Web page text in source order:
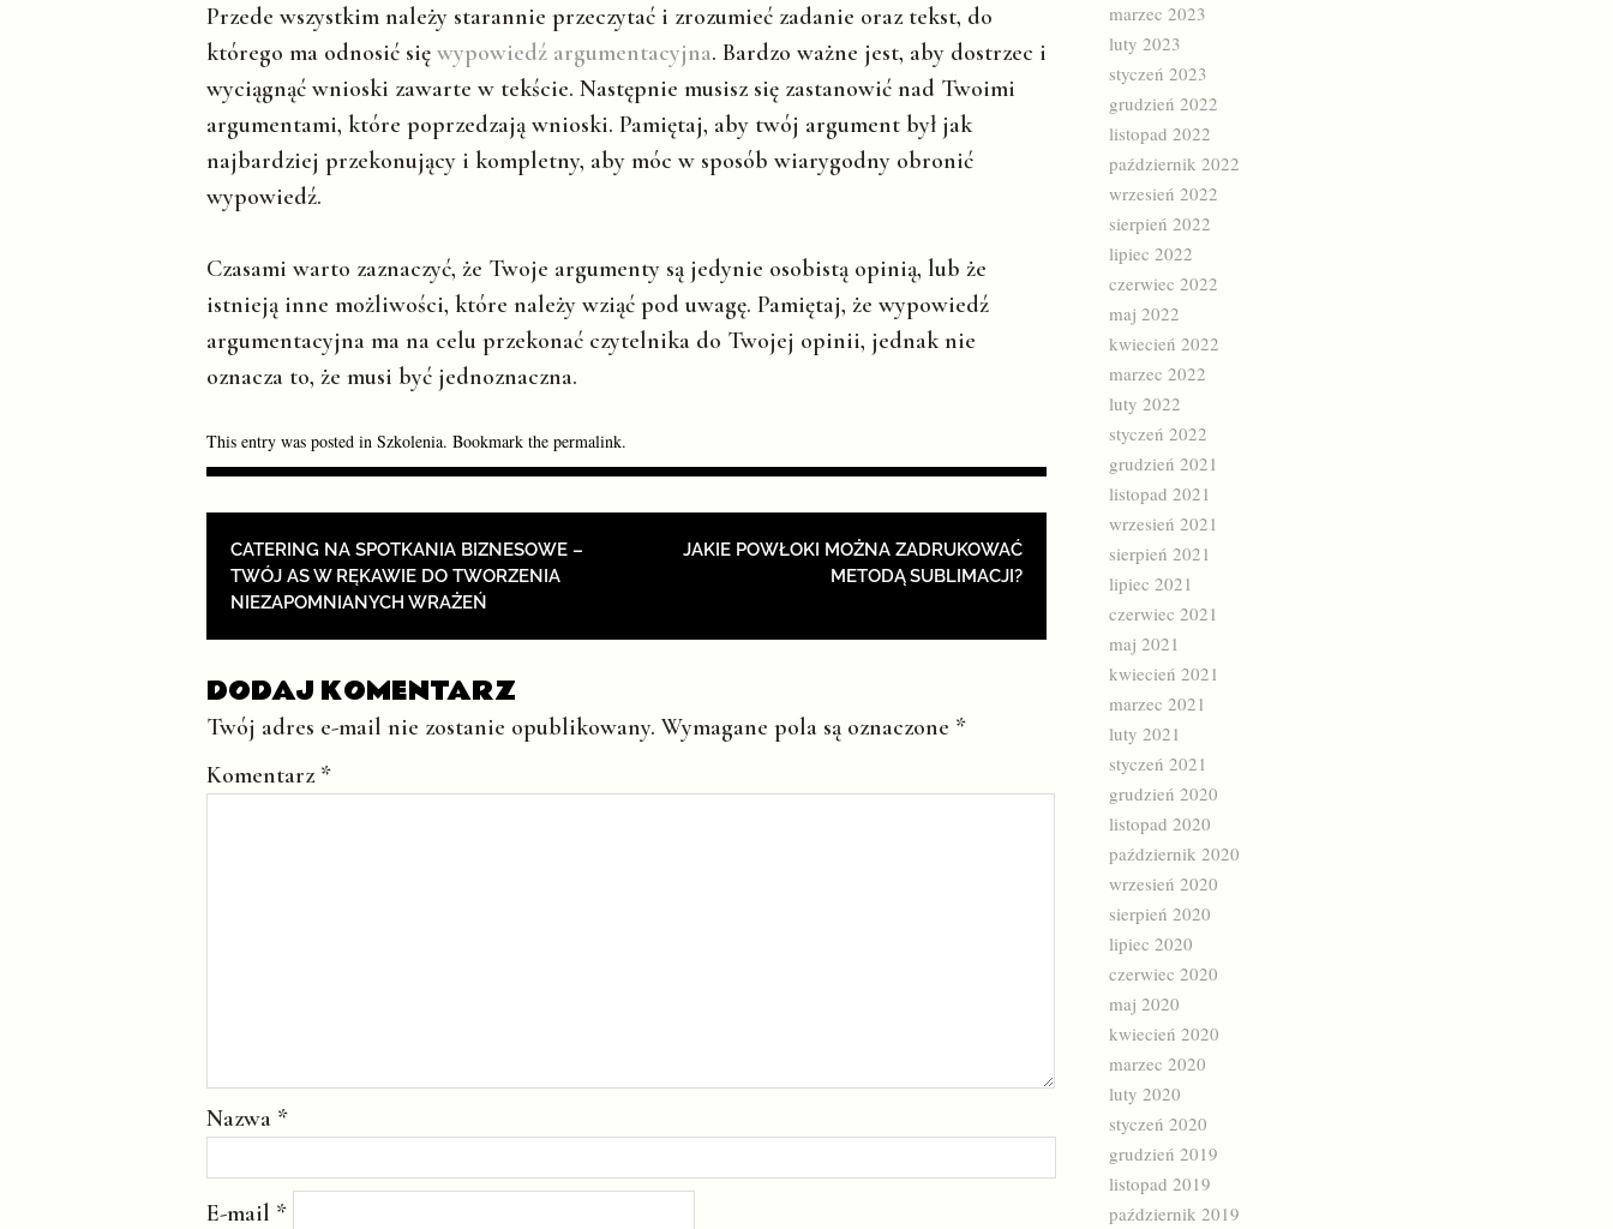
Przede wszystkim należy starannie przeczytać i zrozumieć zadanie oraz tekst, do
którego ma odnosić się wypowiedź argumentacyjna. Bardzo ważne jest, aby dostrzec i
wyciągnąć wnioski zawarte w tekście. Następnie musisz się zastanowić nad Twoimi
argumentami, które poprzedzają wnioski. Pamiętaj, aby twój argument był jak
najbardziej przekonujący i kompletny, aby móc w sposób wiarygodny obronić
wypowiedź.
Czasami warto zaznaczyć, że Twoje argumenty są jedynie osobistą opinią, lub że
istnieją inne możliwości, które należy wziąć pod uwagę. Pamiętaj, że wypowiedź
argumentacyjna ma na celu przekonać czytelnika do Twojej opinii, jednak nie
oznacza to, że musi być jednoznaczna.
This entry was posted in Szkolenia. Bookmark the permalink.
POST NAVIGATION
CATERING NA SPOTKANIA BIZNESOWE –
TWÓJ AS W RĘKAWIE DO TWORZENIA
NIEZAPOMNIANYCH WRAŻEŃ
JAKIE POWŁOKI MOŻNA ZADRUKOWAĆ
METODĄ SUBLIMACJI?
DODAJ KOMENTARZ
Twój adres e-mail nie zostanie opublikowany. Wymagane pola są oznaczone *
Komentarz *
Nazwa *
E-mail *
marzec 2023
luty 2023
styczeń 2023
grudzień 2022
listopad 2022
październik 2022
wrzesień 2022
sierpień 2022
lipiec 2022
czerwiec 2022
maj 2022
kwiecień 2022
marzec 2022
luty 2022
styczeń 2022
grudzień 2021
listopad 2021
wrzesień 2021
sierpień 2021
lipiec 2021
czerwiec 2021
maj 2021
kwiecień 2021
marzec 2021
luty 2021
styczeń 2021
grudzień 2020
listopad 2020
październik 2020
wrzesień 2020
sierpień 2020
lipiec 2020
czerwiec 2020
maj 2020
kwiecień 2020
marzec 2020
luty 2020
styczeń 2020
grudzień 2019
listopad 2019
październik 2019